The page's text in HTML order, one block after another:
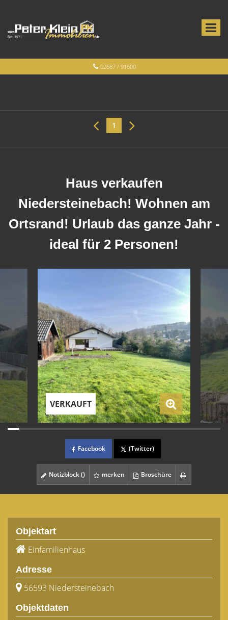
02687 / 91600
1
Haus verkaufen
Niedersteinebach! Wohnen am
Ortsrand! Urlaub das ganze Jahr -
ideal für 2 Personen!
VERKAUFT
Facebook (Twitter)
Notizblock () merken Broschüre
Objektart
Einfamilienhaus
Adresse
56593 Niedersteinebach
Objektdaten